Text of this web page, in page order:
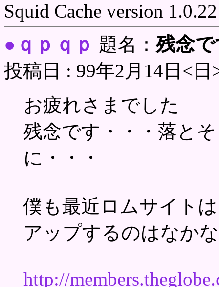
Squid Cache version 1.0.22
● ｑｐｑｐ 題名：残念
投稿日 : 99年2月14日<日
お疲れさまでした
残念です・・・落と
に・・・
僕も最近ロムサイト
アップするのはなか
http://